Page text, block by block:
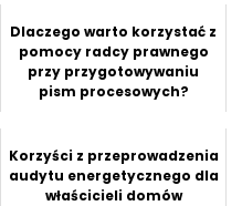
Dlaczego warto korzystać z
pomocy radcy prawnego
przy przygotowywaniu
pism procesowych?
Korzyści z przeprowadzenia
audytu energetycznego dla
właścicieli domów